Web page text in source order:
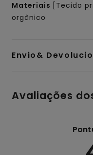
Materiais
[Tecido
orgânico
Envio&
Avaliações